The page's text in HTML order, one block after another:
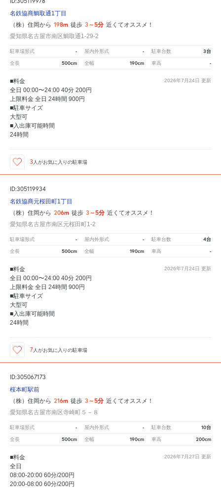
名鉄協商鯛取通1丁目
（株）住岡から 198m 徒歩 3～5分 近くてオススメ！
愛知県名古屋市南区鯛取通1-29-2
駐車場形式 - 屋内外形式 - 駐車台数 3台
全長 500cm 全幅 190cm 車高 -
2026年7月24日 更新
■料金
全日 00:00〜24:00 40分 200円
上限料金 全日 24時間 900円
■駐車サイズ
大型可
■入出庫可能時間
24時間
3人がお気に入りの駐車場
ID:305119934
名鉄協商元桜田町1丁目
（株）住岡から 206m 徒歩 3～5分 近くてオススメ！
愛知県名古屋市南区元桜田町1-2
駐車場形式 - 屋内外形式 - 駐車台数 4台
全長 500cm 全幅 190cm 車高 -
2026年7月24日 更新
■料金
全日 00:00〜24:00 40分 200円
上限料金 全日 24時間 900円
■駐車サイズ
大型可
■入出庫可能時間
24時間
7 人がお気に入りの駐車場
ID:305067173
桜本町駅前
（株）住岡から 216m 徒歩 3～5分 近くてオススメ！
愛知県名古屋市南区寺崎町５－８
駐車場形式 - 屋内外形式 - 駐車台数 10台
全長 500cm 全幅 190cm 車高 200cm
2026年7月27日 更新
■料金
全日
08:00-20:00 60分/200円
20:00-08:00 60分/200円